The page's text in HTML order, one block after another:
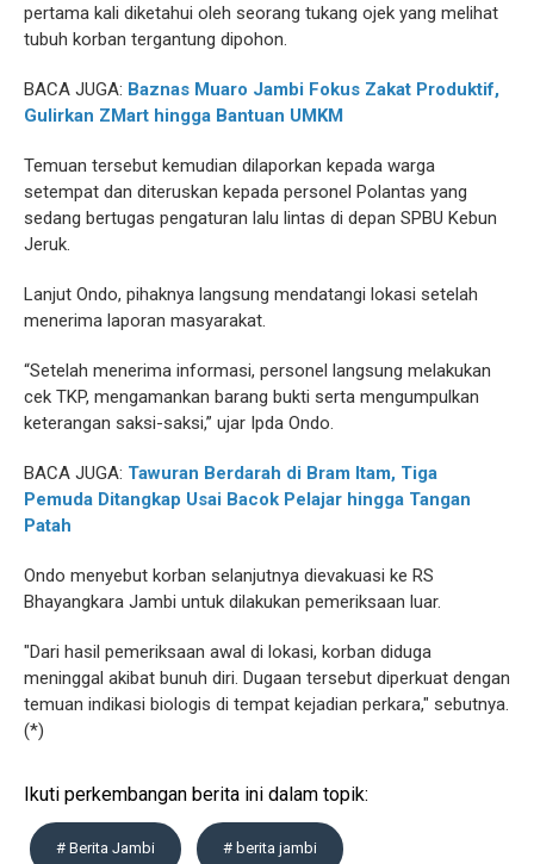
pertama kali diketahui oleh seorang tukang ojek yang melihat
tubuh korban tergantung dipohon.
BACA JUGA: Baznas Muaro Jambi Fokus Zakat Produktif,
Gulirkan ZMart hingga Bantuan UMKM
Temuan tersebut kemudian dilaporkan kepada warga
setempat dan diteruskan kepada personel Polantas yang
sedang bertugas pengaturan lalu lintas di depan SPBU Kebun
Jeruk.
Lanjut Ondo, pihaknya langsung mendatangi lokasi setelah
menerima laporan masyarakat.
“Setelah menerima informasi, personel langsung melakukan
cek TKP, mengamankan barang bukti serta mengumpulkan
keterangan saksi-saksi,” ujar Ipda Ondo.
BACA JUGA: Tawuran Berdarah di Bram Itam, Tiga
Pemuda Ditangkap Usai Bacok Pelajar hingga Tangan
Patah
Ondo menyebut korban selanjutnya dievakuasi ke RS
Bhayangkara Jambi untuk dilakukan pemeriksaan luar.
"Dari hasil pemeriksaan awal di lokasi, korban diduga
meninggal akibat bunuh diri. Dugaan tersebut diperkuat dengan
temuan indikasi biologis di tempat kejadian perkara," sebutnya.
(*)
Ikuti perkembangan berita ini dalam topik:
# Berita Jambi # berita jambi